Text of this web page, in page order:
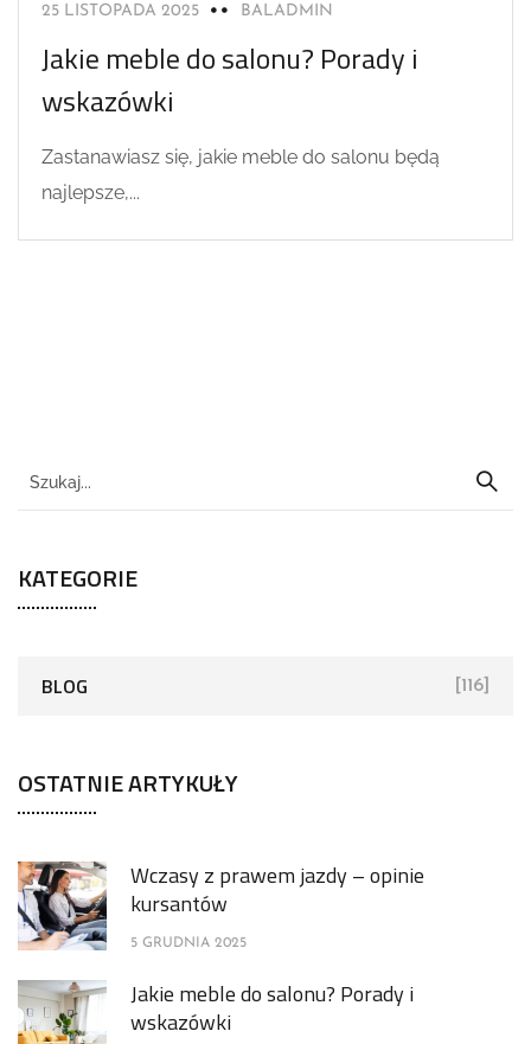
25 LISTOPADA 2025 BALADMIN
Jakie meble do salonu? Porady i
wskazówki
Zastanawiasz się, jakie meble do salonu będą
najlepsze,...
KATEGORIE
BLOG [116]
OSTATNIE ARTYKUŁY
Wczasy z prawem jazdy – opinie
kursantów
5 GRUDNIA 2025
Jakie meble do salonu? Porady i
wskazówki